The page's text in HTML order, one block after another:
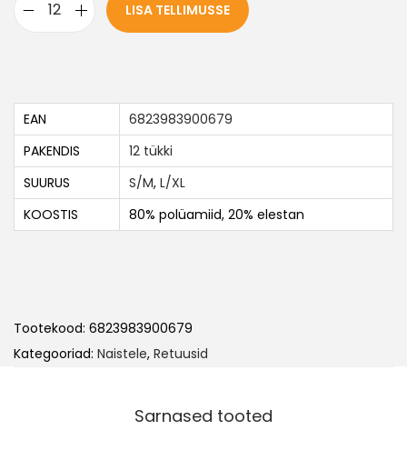
LISA TELLIMUSSE
EAN
6823983900679
PAKENDIS
12 tükki
SUURUS
S/M, L/XL
KOOSTIS
80% polüamiid, 20% elestan
Tootekood: 6823983900679
Kategooriad: Naistele, Retuusid
Sarnased tooted